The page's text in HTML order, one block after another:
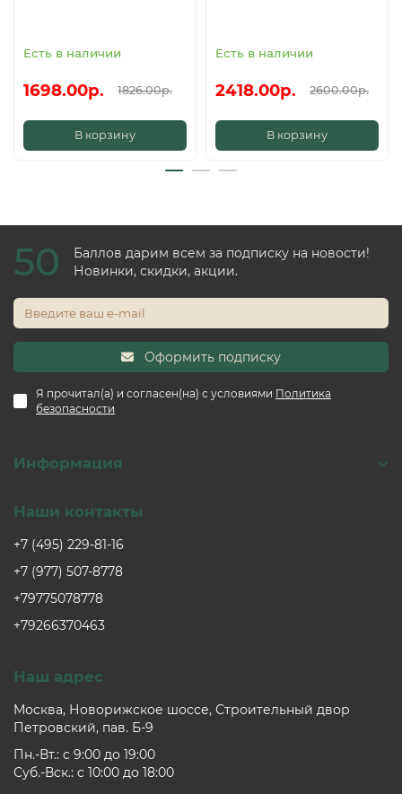
Есть в наличии
1698.00р. 1826.00р.
В корзину
Есть в наличии
2418.00р. 2600.00р.
В корзину
50
Баллов дарим всем за подписку на новости!
Новинки, скидки, акции.
Оформить подписку
Я прочитал(а) и согласен(на) с условиями Политика
безопасности
Информация
Наши контакты
+7 (495) 229-81-16
+7 (977) 507-8778
+79775078778
+79266370463
Наш адрес
Москва, Новорижское шоссе, Строительный двор
Петровский, пав. Б-9
Пн.-Вт.: c 9:00 до 19:00
Суб.-Вск.: c 10:00 до 18:00